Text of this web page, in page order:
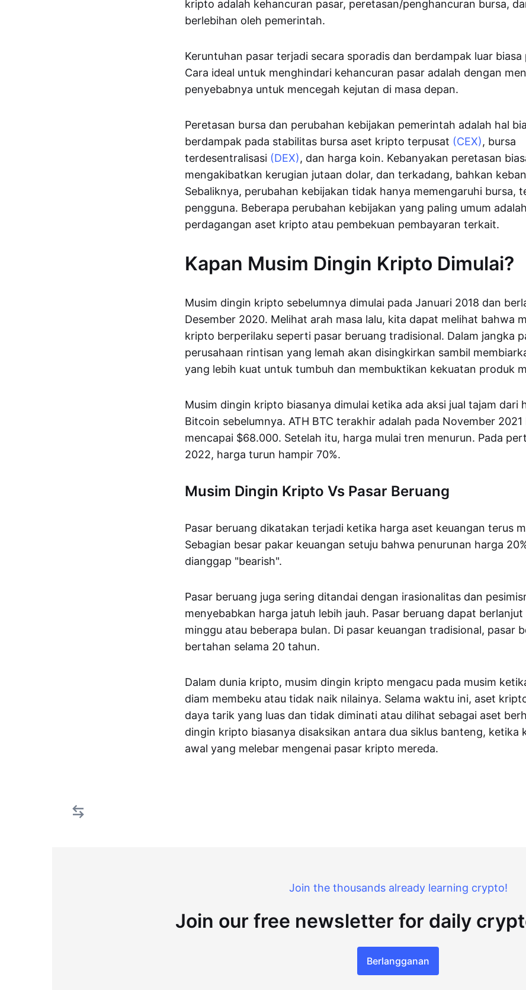
kripto adalah kehancuran pasar, peretasan/penghancuran bursa,
berlebihan oleh pemerintah.
Keruntuhan pasar terjadi secara sporadis dan berdampak luar
Cara ideal untuk menghindari kehancuran pasar adalah dengan
penyebabnya untuk mencegah kejutan di masa depan.
Peretasan bursa dan perubahan kebijakan pemerintah adalah hal
berdampak pada stabilitas bursa aset kripto terpusat (CEX), bursa
terdesentralisasi (DEX), dan harga koin. Kebanyakan peretasan
mengakibatkan kerugian jutaan dolar, dan terkadang, bahkan
Sebaliknya, perubahan kebijakan tidak hanya memengaruhi bursa,
pengguna. Beberapa perubahan kebijakan yang paling umum
perdagangan aset kripto atau pembekuan pembayaran terkait.
Kapan Musim Dingin Kripto Dimulai?
Musim dingin kripto sebelumnya dimulai pada Januari 2018 dan
Desember 2020. Melihat arah masa lalu, kita dapat melihat bahwa
kripto berperilaku seperti pasar beruang tradisional. Dalam jangka
perusahaan rintisan yang lemah akan disingkirkan sambil
yang lebih kuat untuk tumbuh dan membuktikan kekuatan produk
Musim dingin kripto biasanya dimulai ketika ada aksi jual tajam dari
Bitcoin sebelumnya. ATH BTC terakhir adalah pada November
mencapai $68.000. Setelah itu, harga mulai tren menurun. Pada
2022, harga turun hampir 70%.
Musim Dingin Kripto Vs Pasar Beruang
Pasar beruang dikatakan terjadi ketika harga aset keuangan terus
Sebagian besar pakar keuangan setuju bahwa penurunan harga
dianggap "bearish".
Pasar beruang juga sering ditandai dengan irasionalitas dan
menyebabkan harga jatuh lebih jauh. Pasar beruang dapat berlanjut
minggu atau beberapa bulan. Di pasar keuangan tradisional, pasar
bertahan selama 20 tahun.
Dalam dunia kripto, musim dingin kripto mengacu pada musim
diam membeku atau tidak naik nilainya. Selama waktu ini, aset
daya tarik yang luas dan tidak diminati atau dilihat sebagai aset
dingin kripto biasanya disaksikan antara dua siklus banteng, ketika
awal yang melebar mengenai pasar kripto mereda.
Join the thousands already learning crypto!
Join our free newsletter for daily
Berlangganan